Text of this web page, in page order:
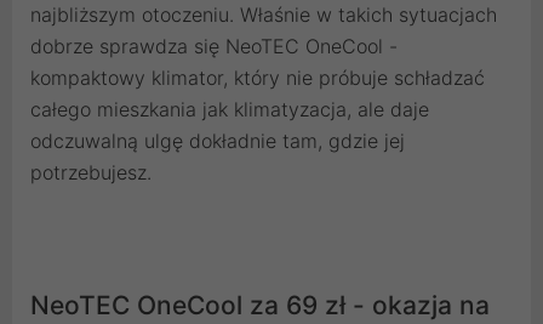
najbliższym otoczeniu. Właśnie w takich sytuacjach
dobrze sprawdza się NeoTEC OneCool -
kompaktowy klimator, który nie próbuje schładzać
całego mieszkania jak klimatyzacja, ale daje
odczuwalną ulgę dokładnie tam, gdzie jej
potrzebujesz.
NeoTEC OneCool za 69 zł - okazja na